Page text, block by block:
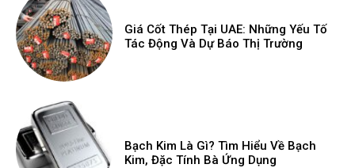
Giá Cốt Thép Tại UAE: Những Yếu Tố
Tác Động Và Dự Báo Thị Trường
Bạch Kim Là Gì? Tìm Hiểu Về Bạch
Kim, Đặc Tính Bà Ứng Dụng